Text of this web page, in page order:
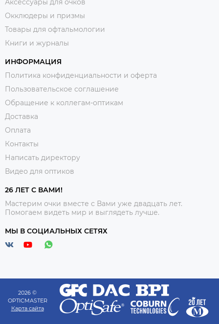
Аксессуары для очков
Окклюдеры и призмы
Товары для офтальмологии
Книги и журналы
ИНФОРМАЦИЯ
Политика конфиденциальности и оферта
Пользовательское соглашение
Обращение к коллегам-оптикам
Доставка
Оплата
Контакты
Написать директору
Видео для оптиков
26 ЛЕТ С ВАМИ!
Мастерим очки вместе с Вами уже двадцать лет.
Помогаем видеть мир и выглядеть лучше.
МЫ В СОЦИАЛЬНЫХ СЕТЯХ
2026 ©
OPTICMASTER
Карта сайта